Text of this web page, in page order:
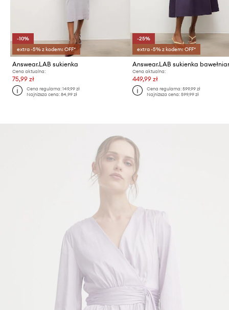
-10%
extra -5% z kodem: OFF*
Answear.LAB sukienka
Cena aktualna:
75,99 zł
Cena regularna:149,99 zł
Najniższa cena:84,99 zł
-25%
extra -5% z kodem: OFF*
Answear.LAB sukienka
Cena aktualna:
449,99 zł
Cena regularna: 599,99 zł
Najniższa cena: 599,99 zł